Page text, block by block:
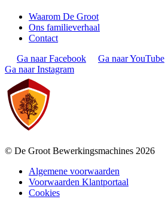
Waarom De Groot
Ons familieverhaal
Contact
Ga naar Facebook
Ga naar YouTube
Ga naar Instagram
© De Groot Bewerkingsmachines 2026
Algemene voorwaarden
Voorwaarden Klantportaal
Cookies